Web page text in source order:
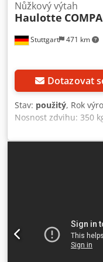
Stuttgart 471 km
Nůžkový výtah
Haulotte
Dotazovat
Stav: použitý, Rok
Nosnost zdvihu: 350
centrum použitých